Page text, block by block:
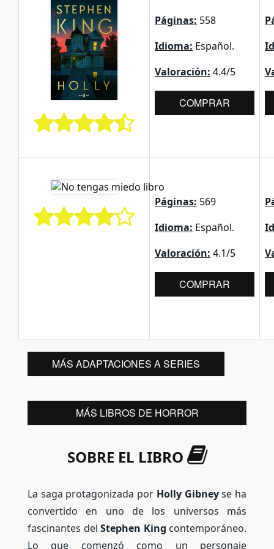
Páginas: 558
Idioma: Español.
Valoración: 4.4/5
COMPRAR
Páginas: 569
Idioma: Español.
Valoración: 4.1/5
COMPRAR
MÁS ADAPTACIONES A SERIES
MÁS LIBROS DE HORROR
SOBRE EL LIBRO
La saga protagonizada por Holly Gibneyse ha
convertido en uno de los universos más
fascinantes del Stephen King contemporáneo.
Lo que comenzó como un personaje